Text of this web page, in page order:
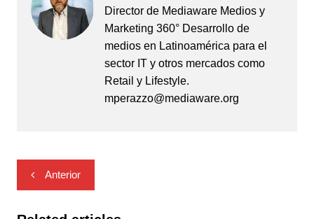
Director de Mediaware Medios y
Marketing 360° Desarrollo de
medios en Latinoamérica para el
sector IT y otros mercados como
Retail y Lifestyle.
mperazzo@mediaware.org
Navegación
de
entradas
Anterior